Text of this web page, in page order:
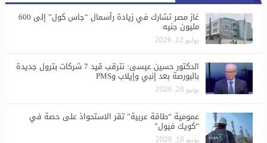
غاز مصر تشارك في زيادة رأسمال “جاس كول” إلى 600
مليون جنيه
يوليو 12, 2026
الدكتور حسين عيسى: نترقب قيد 7 شركات بترول جديدة
بالبورصة بعد إنبي وإيلاب وPMS
يونيو 28, 2026
​عمومية “طاقة عربية” تقر الاستحواذ على حصة في
“كويك فيول”
يونيو 16, 2026